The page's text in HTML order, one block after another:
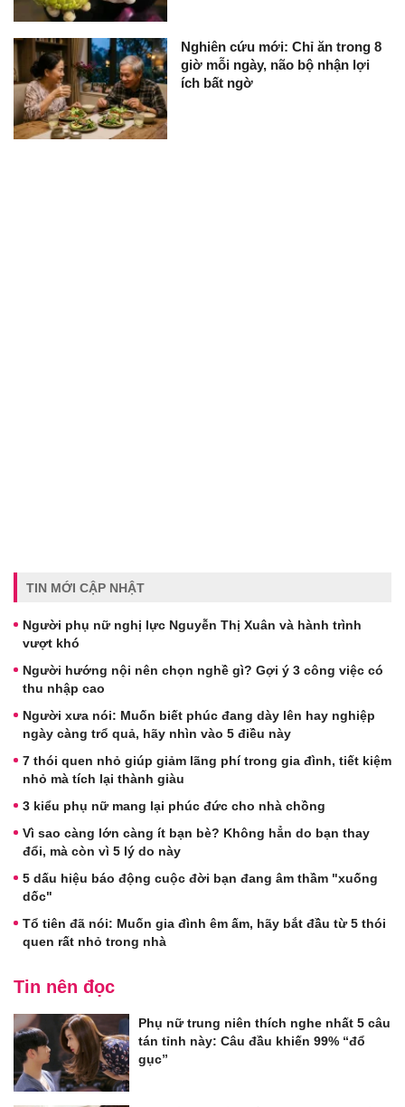
Nghiên cứu mới: Chỉ ăn trong 8
giờ mỗi ngày, não bộ nhận lợi
ích bất ngờ
TIN MỚI CẬP NHẬT
Người phụ nữ nghị lực Nguyễn Thị Xuân và hành trình
vượt khó
Người hướng nội nên chọn nghề gì? Gợi ý 3 công việc có
thu nhập cao
Người xưa nói: Muốn biết phúc đang dày lên hay nghiệp
ngày càng trổ quả, hãy nhìn vào 5 điều này
7 thói quen nhỏ giúp giảm lãng phí trong gia đình, tiết kiệm
nhỏ mà tích lại thành giàu
3 kiểu phụ nữ mang lại phúc đức cho nhà chồng
Vì sao càng lớn càng ít bạn bè? Không hẳn do bạn thay
đổi, mà còn vì 5 lý do này
5 dấu hiệu báo động cuộc đời bạn đang âm thầm "xuống
dốc"
Tổ tiên đã nói: Muốn gia đình êm ấm, hãy bắt đầu từ 5 thói
quen rất nhỏ trong nhà
Tin nên đọc
Phụ nữ trung niên thích nghe nhất 5 câu
tán tỉnh này: Câu đầu khiến 99% “đổ
gục”